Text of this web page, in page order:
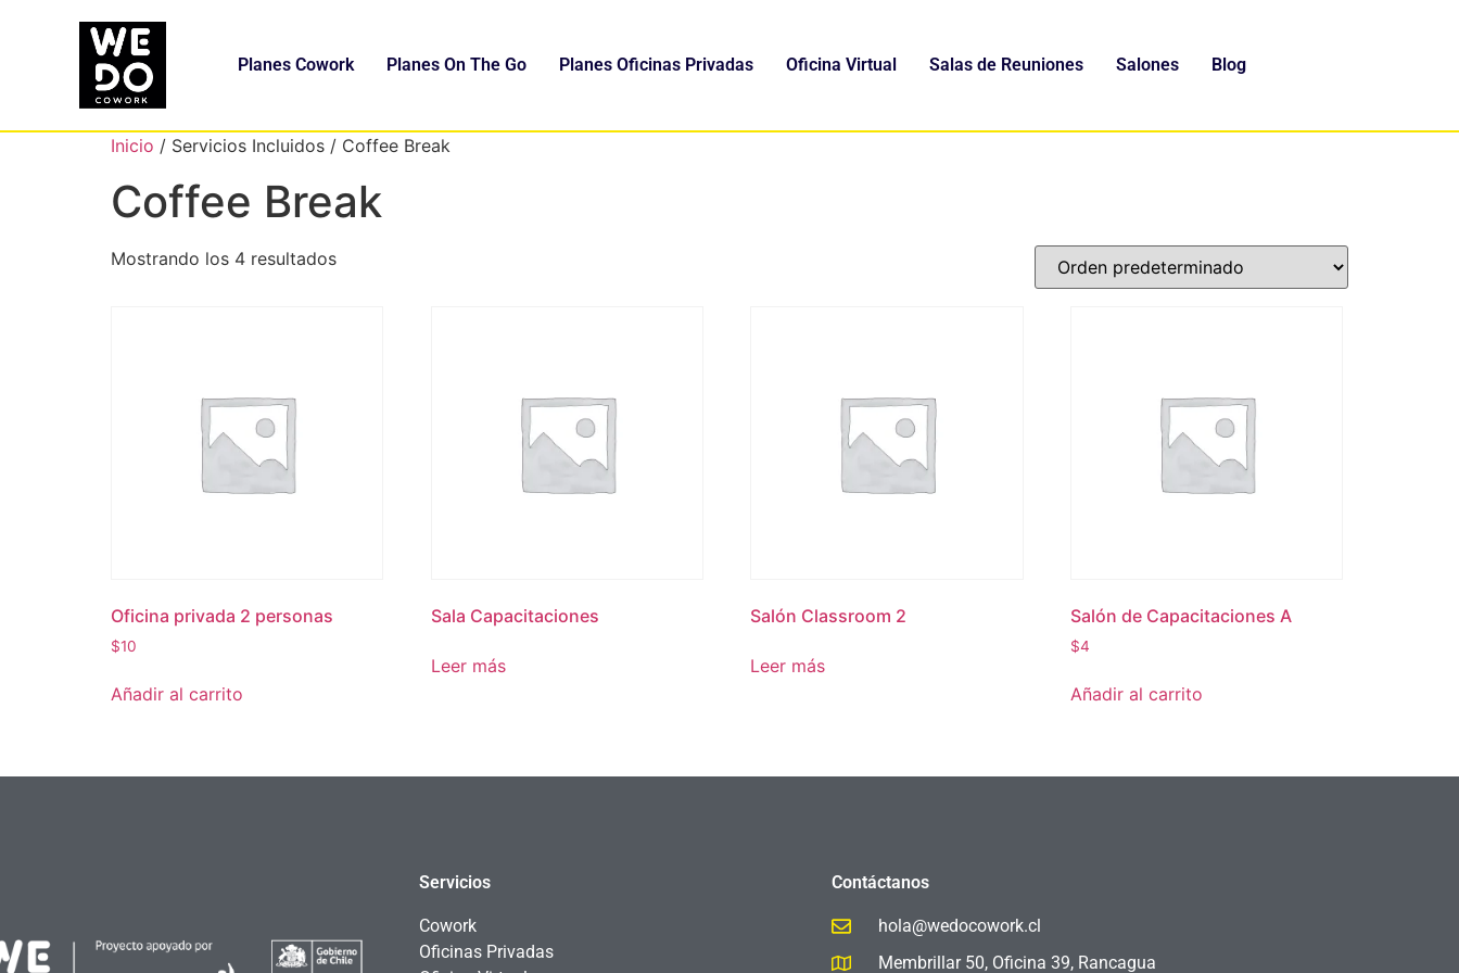
Planes Cowork Planes On The Go Planes Oficinas Privadas Oficina Virtual Salas de Reuniones Salones Blog
Inicio / Servicios Incluidos / Coffee Break
Coffee Break
Mostrando los 4 resultados
Oficina privada 2 personas
$10
Añadir al carrito
Sala Capacitaciones
Leer más
Salón Classroom 2
Leer más
Salón de Capacitaciones A
$4
Añadir al carrito
Servicios
Cowork
Oficinas Privadas
Contáctanos
hola@wedocowork.cl
Membrillar 50, Oficina 39, Rancagua